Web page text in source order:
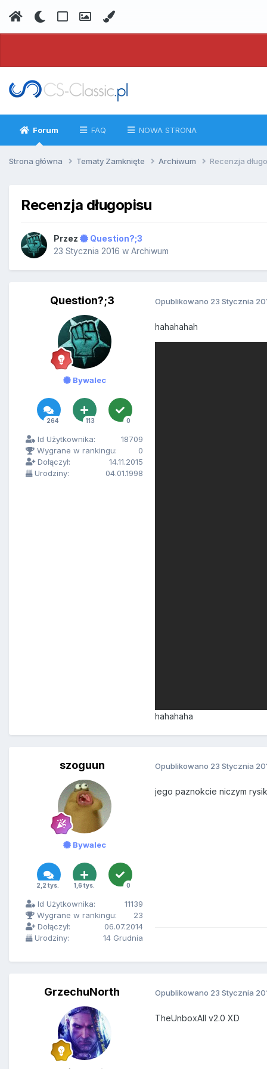
Forum FAQ NOWA STRONA
Strona główna Tematy Zamknięte Archiwum Recenzja
Recenzja długopisu
Przez
Question?;3
23 Stycznia 2016 w Archiwum
Question?;3
Bywalec
264 113 0
Id Użytkownika:
18709
Wygrane w rankingu:
0
Dołączył:
14.11.2015
Urodziny:
04.01.1998
Opublikowano 23 Stycznia
hahahahah
hahahaha
szoguun
Bywalec
2,2 tys. 1,6 tys. 0
Id Użytkownika:
11139
Wygrane w rankingu:
23
Dołączył:
06.07.2014
Urodziny:
14 Grudnia
Opublikowano 23 Stycznia
jego paznokcie niczym
GrzechuNorth Opublikowano 23 Stycznia
TheUnboxAll v2.0 XD